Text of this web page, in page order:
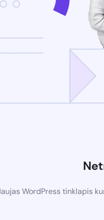
WordPress tinklapis